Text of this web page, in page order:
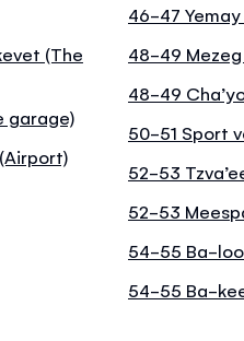
(The
garage)
46-47 Yemay
48-49
48-49
50-51 Sport
52-53
52-53
54-55 Ba-
54-55 Ba-